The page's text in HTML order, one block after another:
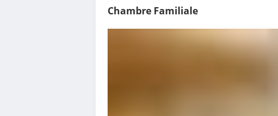
Chambre Familiale